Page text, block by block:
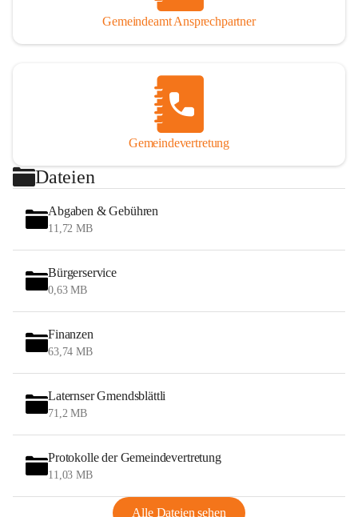
Gemeindeamt Ansprechpartner
Gemeindevertretung
Dateien
Abgaben & Gebühren
11,72 MB
Bürgerservice
0,63 MB
Finanzen
63,74 MB
Laternser Gmendsblättli
71,2 MB
Protokolle der Gemeindevertretung
11,03 MB
Alle Dateien sehen